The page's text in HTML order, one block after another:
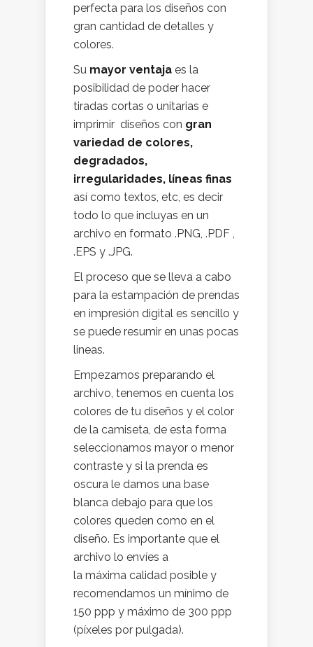
perfecta para los diseños con
gran cantidad de detalles y
colores.
Su mayor ventaja es la
posibilidad de poder hacer
tiradas cortas o unitarias e
imprimir diseños con gran
variedad de colores,
degradados,
irregularidades, líneas finas
así como textos, etc, es decir
todo lo que incluyas en un
archivo en formato .PNG, .PDF ,
.EPS y .JPG.
El proceso que se lleva a cabo
para la estampación de prendas
en impresión digital es sencillo y
se puede resumir en unas pocas
lineas.
Empezamos preparando el
archivo, tenemos en cuenta los
colores de tu diseños y el color
de la camiseta, de esta forma
seleccionamos mayor o menor
contraste y si la prenda es
oscura le damos una base
blanca debajo para que los
colores queden como en el
diseño. Es importante que el
archivo lo envíes a
la máxima calidad posible y
recomendamos un mínimo de
150 ppp y máximo de 300 ppp
(píxeles por pulgada).